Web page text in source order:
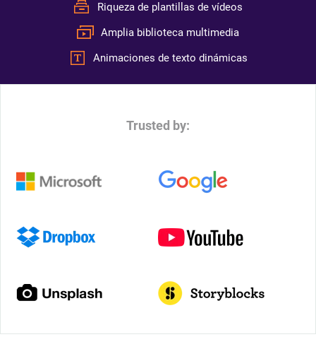
Riqueza de plantillas de vídeos
Amplia biblioteca multimedia
Animaciones de texto dinámicas
Trusted by: